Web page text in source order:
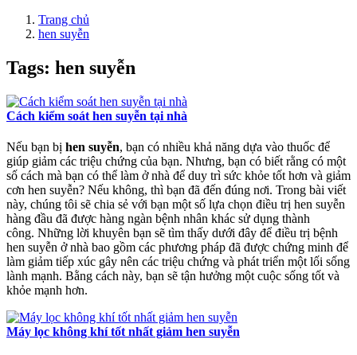
Trang chủ
hen suyễn
Tags: hen suyễn
Cách kiểm soát hen suyễn tại nhà
Nếu bạn bị hen suyễn, bạn có nhiều khả năng dựa vào thuốc để
giúp giảm các triệu chứng của bạn. Nhưng, bạn có biết rằng có một
số cách mà bạn có thể làm ở nhà để duy trì sức khỏe tốt hơn và giảm
cơn hen suyễn? Nếu không, thì bạn đã đến đúng nơi. Trong bài viết
này, chúng tôi sẽ chia sẻ với bạn một số lựa chọn điều trị hen suyễn
hàng đầu đã được hàng ngàn bệnh nhân khác sử dụng thành
công. Những lời khuyên bạn sẽ tìm thấy dưới đây để điều trị bệnh
hen suyễn ở nhà bao gồm các phương pháp đã được chứng minh để
làm giảm tiếp xúc gây nên các triệu chứng và phát triển một lối sống
lành mạnh. Bằng cách này, bạn sẽ tận hưởng một cuộc sống tốt và
khỏe mạnh hơn.
Máy lọc không khí tốt nhất giảm hen suyễn